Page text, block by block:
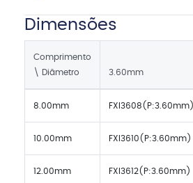
Dimensões
Comprimento
\ Diâmetro
3.60mm
8.00mm FXI3608(P:3.60mm)
10.00mm FXI3610(P:3.60mm)
12.00mm FXI3612(P:3.60mm)